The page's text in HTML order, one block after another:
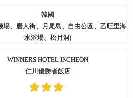
韓國
場、唐人街、月尾島、自由公園、乙旺里海
水浴場、松月洞)
WINNERS HOTEL INCHEON
仁川優勝者飯店